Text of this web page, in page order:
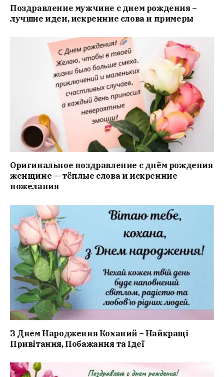
Поздравление мужчине с днем рождения –
лучшие идеи, искренние слова и примеры
Оригинальное поздравление с днём рождения
женщине — тёплые слова и искренние
пожелания
З Днем Народження Коханий – Найкращі
Привітання, Побажання та Ідеї